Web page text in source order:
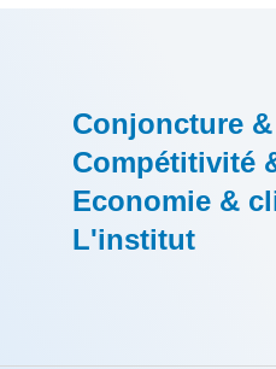
Conjoncture
Compétitivité
Economie &
L'institut